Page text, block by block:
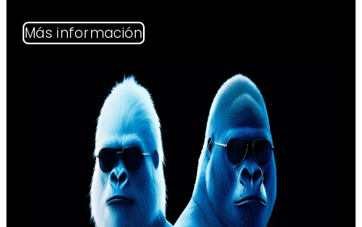
Más información